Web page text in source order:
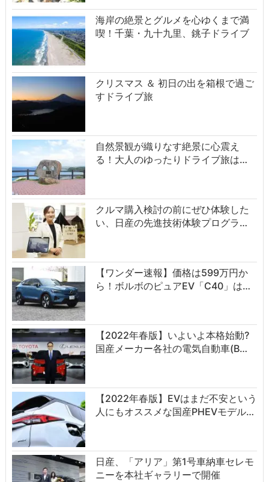
海岸の絶景とグルメを心ゆくまで満
喫！千葉・九十九里、銚子ドライブ
クリスマス ＆ 初日の出を箱根で過ご
すドライブ旅
自然景観が織りなす絶景に心震え
る！大人のゆったりドライブ旅は…
クルマ購入検討の前にぜひ体験した
い、日産の先進技術体験プログラ…
【ワンダー速報】価格は599万円か
ら！ボルボのピュアEV「C40」は…
【2022年春版】いよいよ本格始動?
国産メーカー各社の電気自動車(B…
【2022年春版】EVはまだ不安という
人にもオススメな国産PHEVモデル…
日産、「アリア」第1号車納車セレモ
ニーを本社ギャラリーで開催